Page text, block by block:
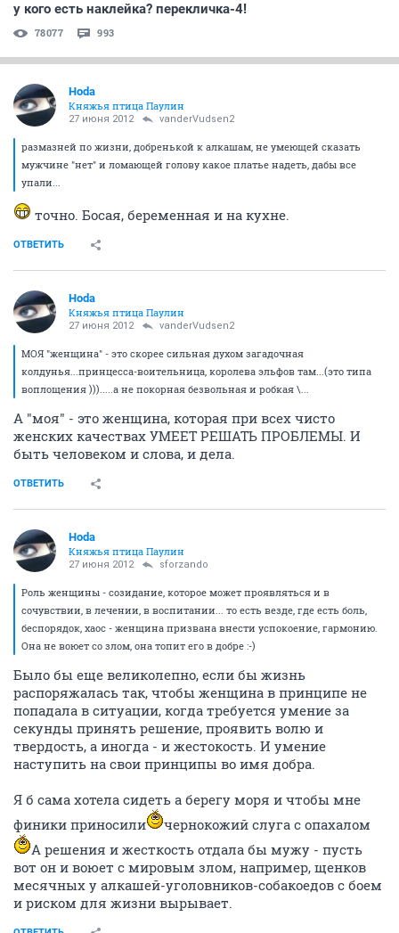
у кого есть наклейка? перекличка-4!
78077 993
Hoda
Княжья птица Паулин
27 июня 2012 vanderVudsen2
размазней по жизни, добренькой к алкашам, не умеющей сказать
мужчине "нет" и ломающей голову какое платье надеть, дабы все
упали...
точно. Босая, беременная и на кухне.
ОТВЕТИТЬ
Hoda
Княжья птица Паулин
27 июня 2012 vanderVudsen2
МОЯ "женщина" - это скорее сильная духом загадочная
колдунья...принцесса-воительница, королева эльфов там...(это типа
воплощения ))).....а не покорная безвольная и робкая \...
А "моя" - это женщина, которая при всех чисто
женских качествах УМЕЕТ РЕШАТЬ ПРОБЛЕМЫ. И
быть человеком и слова, и дела.
ОТВЕТИТЬ
Hoda
Княжья птица Паулин
27 июня 2012 sforzando
Роль женщины - созидание, которое может проявляться и в
сочувствии, в лечении, в воспитании... то есть везде, где есть боль,
беспорядок, хаос - женщина призвана внести успокоение, гармонию.
Она не воюет со злом, она топит его в добре :-)
Было бы еще великолепно, если бы жизнь
распоряжалась так, чтобы женщина в принципе не
попадала в ситуации, когда требуется умение за
секунды принять решение, проявить волю и
твердость, а иногда - и жестокость. И умение
наступить на свои принципы во имя добра.
Я б сама хотела сидеть а берегу моря и чтобы мне
финики приносили
чернокожий слуга с опахалом
А решения и жесткость отдала бы мужу - пусть
вот он и воюет с мировым злом, например, щенков
месячных у алкашей-уголовников-собакоедов с боем
и риском для жизни вырывает.